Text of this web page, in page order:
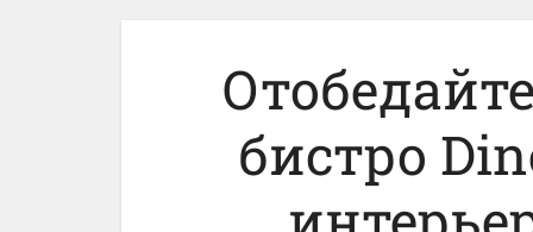
бистро